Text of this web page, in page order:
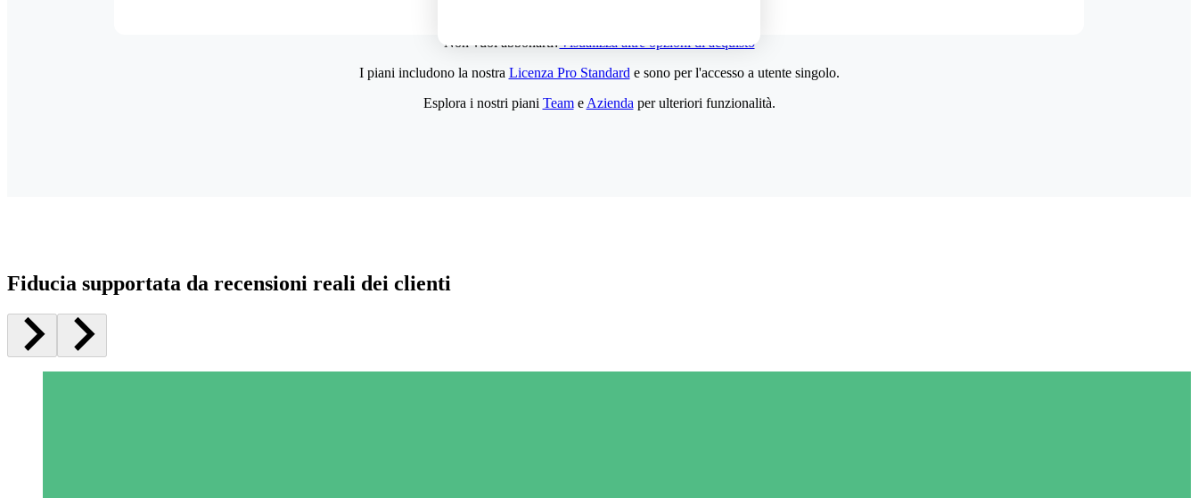
Non vuoi abbonarti?Visualizza altre opzioni di acquisto
I piani includono la nostra Licenza Pro Standard e sono per l'accesso a utente singolo.
Esplora i nostri piani Teame Azienda per ulteriori funzionalità.
Fiducia supportata da recensioni reali dei clienti